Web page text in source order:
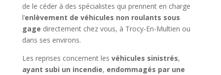
de le céder à des spécialistes qui prennent en charge
l’enlèvement de véhicules non roulants sous
gage directement chez vous, à Trocy-En-Multien ou
dans ses environs.
Les reprises concernent les véhicules sinistrés,
ayant subi un incendie, endommagés par une